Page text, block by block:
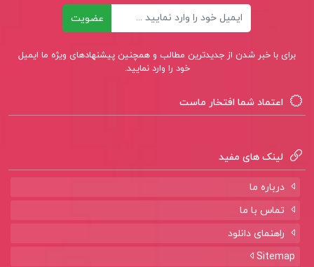
عضویت
برای با خبر شدن از جدیدترین مطالب و همچنین پیشنهادهای ویژه ما ایمیل
خود را وارد نمایید.
اعتماد شما افتخار ماست
لینک های مفید
درباره ما
تماس با ما
راهنمای دانلود
Sitemap